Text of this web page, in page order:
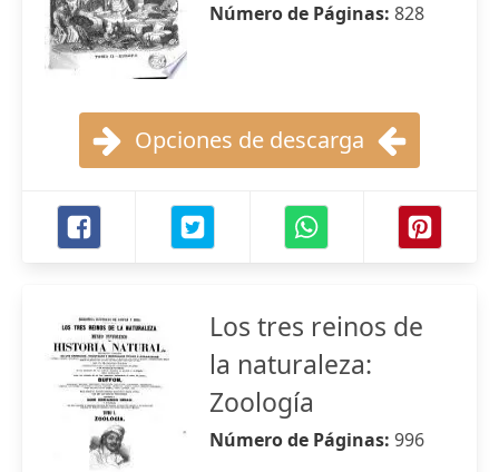
Número de Páginas: 828
Opciones de descarga
Los tres reinos de
la naturaleza:
Zoología
Número de Páginas: 996